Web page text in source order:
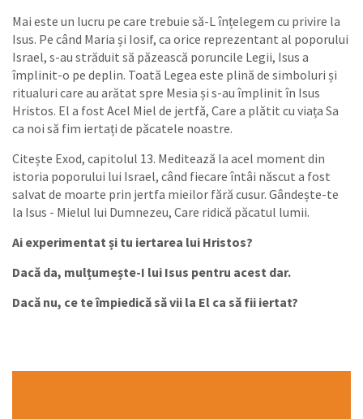
Mai este un lucru pe care trebuie să-L înțelegem cu privire la
Isus. Pe când Maria și Iosif, ca orice reprezentant al poporului
Israel, s-au străduit să păzească poruncile Legii, Isus a
împlinit-o pe deplin. Toată Legea este plină de simboluri și
ritualuri care au arătat spre Mesia și s-au împlinit în Isus
Hristos. El a fost Acel Miel de jertfă, Care a plătit cu viața Sa
ca noi să fim iertați de păcatele noastre.
Citește Exod, capitolul 13. Meditează la acel moment din
istoria poporului lui Israel, când fiecare întâi născut a fost
salvat de moarte prin jertfa mieilor fără cusur. Gândește-te
la Isus - Mielul lui Dumnezeu, Care ridică păcatul lumii.
Ai experimentat și tu iertarea lui Hristos?
Dacă da, mulțumește-I lui Isus pentru acest dar.
Dacă nu, ce te împiedică să vii la El ca să fii iertat?